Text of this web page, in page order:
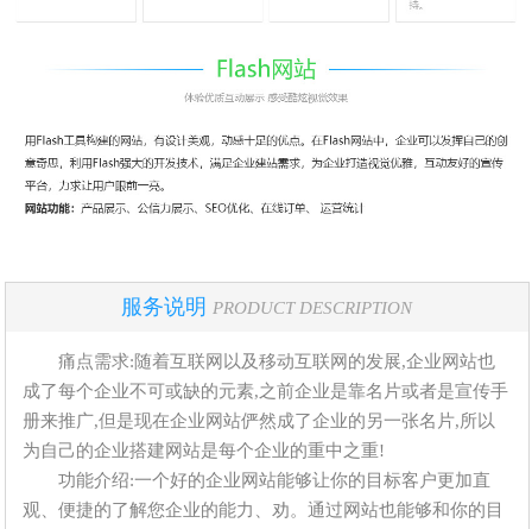
服务说明PRODUCT DESCRIPTION
痛点需求:随着互联网以及移动互联网的发展,企业网站也
成了每个企业不可或缺的元素,之前企业是靠名片或者是宣传手
册来推广,但是现在企业网站俨然成了企业的另一张名片,所以
为自己的企业搭建网站是每个企业的重中之重!
功能介绍:一个好的企业网站能够让你的目标客户更加直
观、便捷的了解您企业的能力、劝。通过网站也能够和你的目